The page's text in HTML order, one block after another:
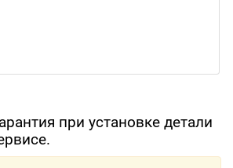
при установке детали